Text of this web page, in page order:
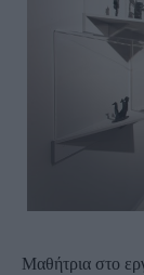
Μαθήτρια στο